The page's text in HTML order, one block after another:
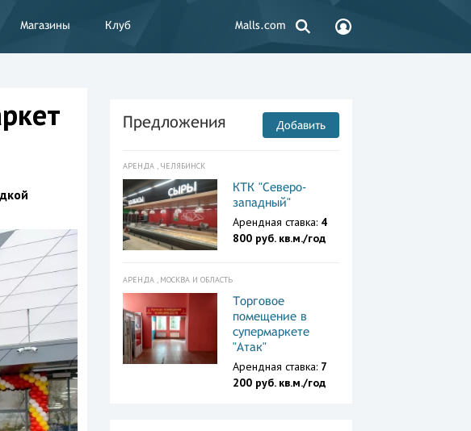
Магазины Клуб Malls.com
Предложения Добавить
АРЕНДА , ЧЕЛЯБИНСК
КТК "Северо-
западный"
Арендная ставка: 4
800 руб. кв.м./год
АРЕНДА , МОСКВА И ОБЛАСТЬ
Торговое
помещение в
супермаркете
"Атак"
Арендная ставка: 7
200 руб. кв.м./год